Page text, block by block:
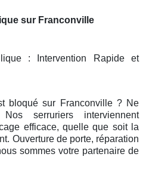
sur Franconville
: Intervention Rapide et
bloqué sur Franconville ? Ne
serruriers interviennent
efficace, quelle que soit la
Ouverture de porte, réparation
sommes votre partenaire de